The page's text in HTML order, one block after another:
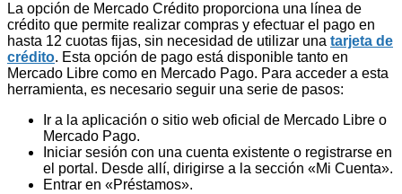
La opción de Mercado Crédito proporciona una línea de
crédito que permite realizar compras y efectuar el pago en
hasta 12 cuotas fijas, sin necesidad de utilizar una tarjeta de
crédito. Esta opción de pago está disponible tanto en
Mercado Libre como en Mercado Pago. Para acceder a esta
herramienta, es necesario seguir una serie de pasos:
Ir a la aplicación o sitio web oficial de Mercado Libre o
Mercado Pago.
Iniciar sesión con una cuenta existente o registrarse en
el portal. Desde allí, dirigirse a la sección «Mi Cuenta».
Entrar en «Préstamos».